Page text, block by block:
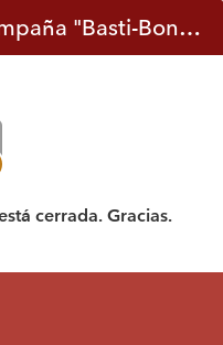
Solicitud de Adhesión Campaña "Basti-Bono" 2021
cerrada. Gracias.